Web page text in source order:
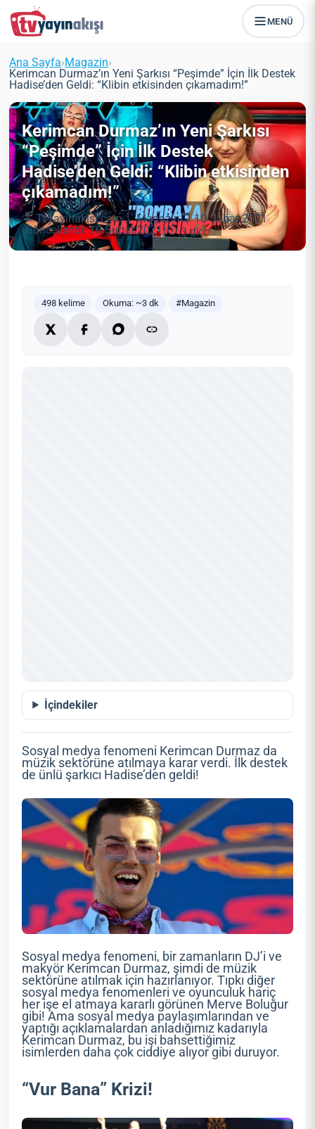
MENÜ
Ana Sayfa›Magazin›
Kerimcan Durmaz’ın Yeni Şarkısı “Peşimde” İçin İlk Destek
Hadise’den Geldi: “Klibin etkisinden çıkamadım!”
Kerimcan Durmaz’ın Yeni Şarkısı
“Peşimde” İçin İlk Destek
Hadise’den Geldi: “Klibin etkisinden
çıkamadım!”
Tvyayinakisi.com Magazin
10 Şubat 2021
(Güncellendi: 10 Şubat 2021)
3 dk
498 kelime Okuma: ~3 dk #Magazin
İçindekiler
Sosyal medya fenomeni Kerimcan Durmaz da
müzik sektörüne atılmaya karar verdi. İlk destek
de ünlü şarkıcı Hadise’den geldi!
Sosyal medya fenomeni, bir zamanların DJ’i ve
makyör Kerimcan Durmaz, şimdi de müzik
sektörüne atılmak için hazırlanıyor. Tıpkı diğer
sosyal medya fenomenleri ve oyunculuk hariç
her işe el atmaya kararlı görünen Merve Boluğur
gibi! Ama sosyal medya paylaşımlarından ve
yaptığı açıklamalardan anladığımız kadarıyla
Kerimcan Durmaz, bu işi bahsettiğimiz
isimlerden daha çok ciddiye alıyor gibi duruyor.
“Vur Bana” Krizi!